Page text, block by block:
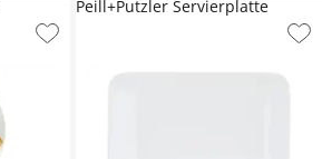
Peill+Putzler Servierplatte